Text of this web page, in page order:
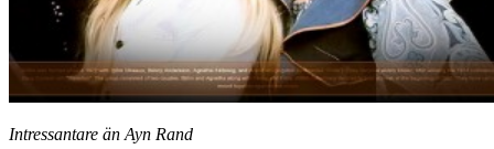
Intressantare än Ayn Rand